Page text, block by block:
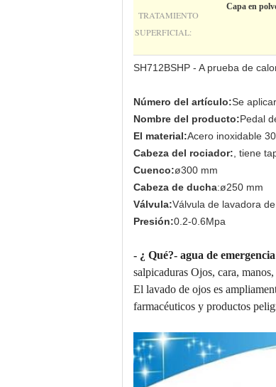
TRATAMIENTO
SUPERFICIAL:
Capa en
SH712BSHP - A prueba de
Número del artículo:Se
Nombre del producto:Pedal
El material:Acero inoxidable
Cabeza del rociador: , tiene
Cuenco:ø300 mm
Cabeza de ducha:ø250 mm
Válvula:Válvula de lavadora
Presión:0.2-0.6Mpa
- ¿ Qué?- agua de
salpicaduras Ojos, cara,
El lavado de ojos es
farmacéuticos y productos